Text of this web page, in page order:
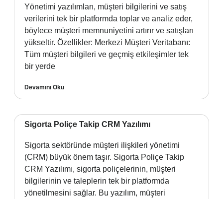
Yönetimi yazılımları, müşteri bilgilerini ve satış
verilerini tek bir platformda toplar ve analiz eder,
böylece müşteri memnuniyetini artırır ve satışları
yükseltir. Özellikler: Merkezi Müşteri Veritabanı:
Tüm müşteri bilgileri ve geçmiş etkileşimler tek
bir yerde
Devamını Oku
Sigorta Poliçe Takip CRM Yazılımı
Sigorta sektöründe müşteri ilişkileri yönetimi
(CRM) büyük önem taşır. Sigorta Poliçe Takip
CRM Yazılımı, sigorta poliçelerinin, müşteri
bilgilerinin ve taleplerin tek bir platformda
yönetilmesini sağlar. Bu yazılım, müşteri